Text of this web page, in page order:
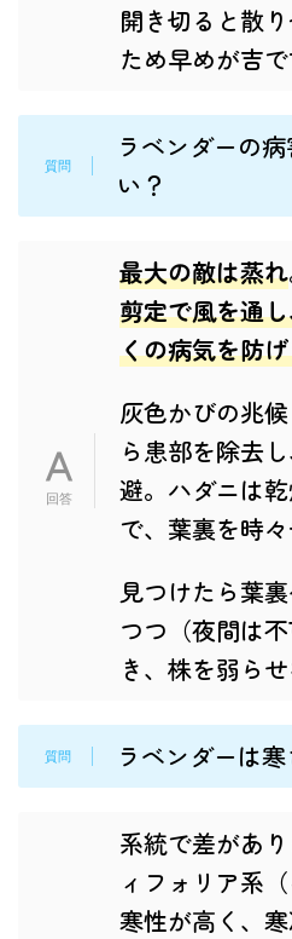
開き切ると散
ため早めが吉で
ラベンダーの
い？
最大の敵は蒸れ
剪定で風を通
くの病気を防
灰色かびの兆
ら患部を除去
避。ハダニは
で、葉裏を時
見つけたら葉
つつ（夜間は
き、株を弱ら
ラベンダーは
系統で差があ
ィフォリア系
寒性が高く、